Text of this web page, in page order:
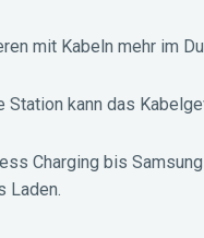
mit Kabeln mehr im
Station kann das
Charging bis
Laden.